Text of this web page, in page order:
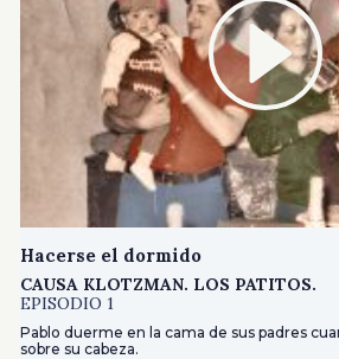
Hacerse el dormido
CAUSA KLOTZMAN. LOS PATITOS.
EPISODIO 1
Pablo duerme en la cama de sus padres
sobre su cabeza.